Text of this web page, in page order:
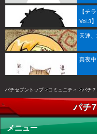
【チ
Vol.3】
天運
真夜
パチセブントップ コミュニティ パチ
パチ
メニュー